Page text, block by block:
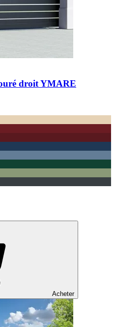
droit YMARE
Acheter